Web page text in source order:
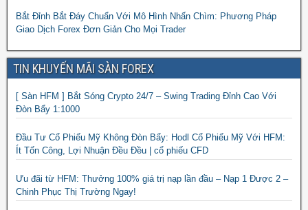
Bắt Đỉnh Bắt Đáy Chuẩn Với Mô Hình Nhấn Chìm: Phương Pháp
Giao Dịch Forex Đơn Giản Cho Mọi Trader
TIN KHUYẾN MÃI SÀN FOREX
[ Sàn HFM ] Bắt Sóng Crypto 24/7 – Swing Trading Đỉnh Cao Với
Đòn Bẩy 1:1000
Đầu Tư Cổ Phiếu Mỹ Không Đòn Bẩy: Hodl Cổ Phiếu Mỹ Với HFM:
Ít Tốn Công, Lợi Nhuận Đều Đều | cổ phiếu CFD
Ưu đãi từ HFM: Thưởng 100% giá trị nạp lần đầu – Nạp 1 Được 2 –
Chinh Phục Thị Trường Ngay!